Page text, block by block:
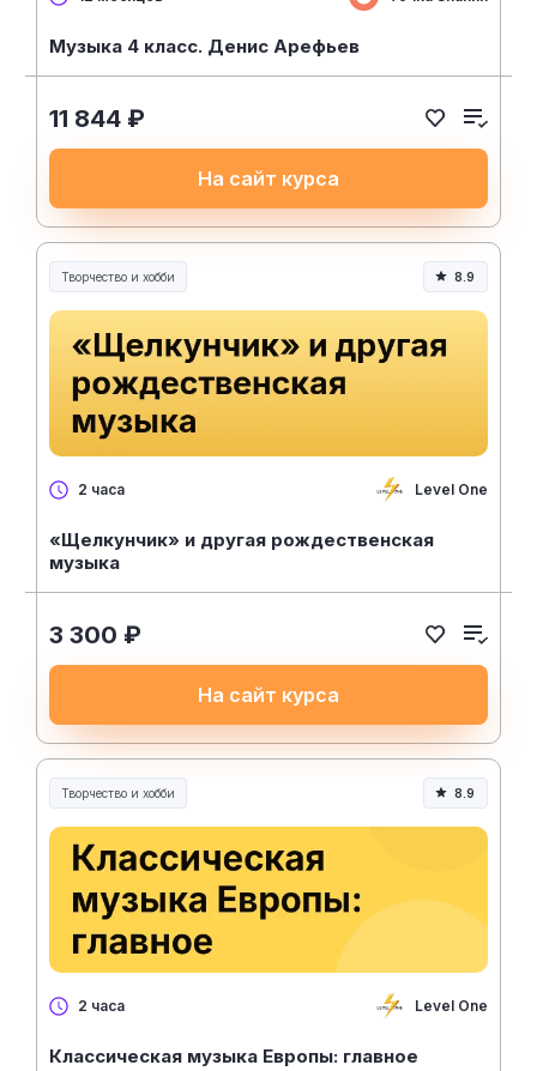
Музыка 4 класс. Денис Арефьев
11 844 ₽
На сайт курса
Творчество и хобби
Творчество, контент и хобби
8.9
2 часа Level One
«Щелкунчик» и другая рождественская
музыка
3 300 ₽
На сайт курса
Творчество и хобби
Творчество, контент и хобби
8.9
2 часа Level One
Классическая музыка Европы: главное